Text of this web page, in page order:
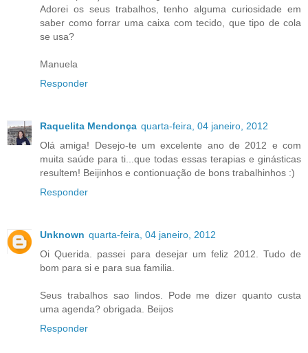
Adorei os seus trabalhos, tenho alguma curiosidade em
saber como forrar uma caixa com tecido, que tipo de cola
se usa?
Manuela
Responder
Raquelita Mendonça quarta-feira, 04 janeiro, 2012
Olá amiga! Desejo-te um excelente ano de 2012 e com
muita saúde para ti...que todas essas terapias e ginásticas
resultem! Beijinhos e contionuação de bons trabalhinhos :)
Responder
Unknown quarta-feira, 04 janeiro, 2012
Oi Querida. passei para desejar um feliz 2012. Tudo de
bom para si e para sua familia.
Seus trabalhos sao lindos. Pode me dizer quanto custa
uma agenda? obrigada. Beijos
Responder